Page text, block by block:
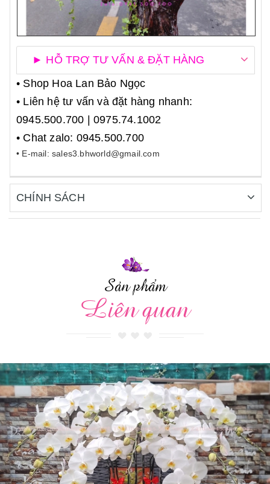
► HỖ TRỢ TƯ VẤN & ĐẶT HÀNG
• Shop Hoa Lan Bảo Ngọc
• Liên hệ tư vấn và đặt hàng nhanh:
0945.500.700 | 0975.74.1002
• Chat zalo: 0945.500.700
• E-mail: sales3.bhworld@gmail.com
CHÍNH SÁCH
Sản phẩm
Liên quan